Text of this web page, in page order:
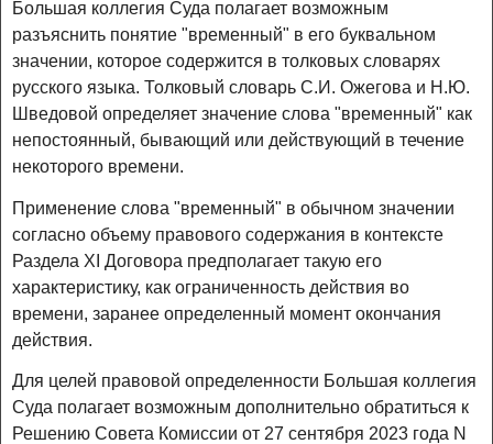
Большая коллегия Суда полагает возможным
разъяснить понятие "временный" в его буквальном
значении, которое содержится в толковых словарях
русского языка. Толковый словарь С.И. Ожегова и Н.Ю.
Шведовой определяет значение слова "временный" как
непостоянный, бывающий или действующий в течение
некоторого времени.
Применение слова "временный" в обычном значении
согласно объему правового содержания в контексте
Раздела XI Договора предполагает такую его
характеристику, как ограниченность действия во
времени, заранее определенный момент окончания
действия.
Для целей правовой определенности Большая коллегия
Суда полагает возможным дополнительно обратиться к
Решению Совета Комиссии от 27 сентября 2023 года N